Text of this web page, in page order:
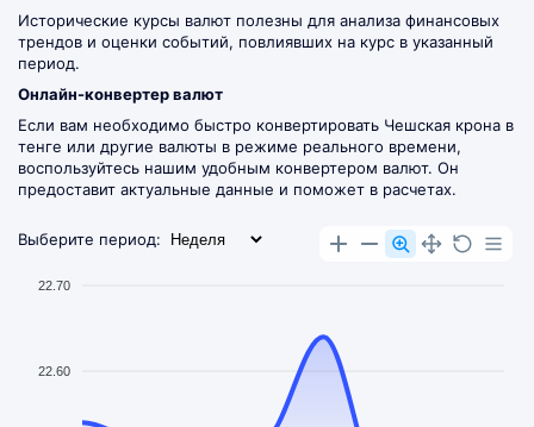
Исторические курсы валют полезны для анализа финансовых
трендов и оценки событий, повлиявших на курс в указанный
период.
Онлайн-конвертер валют
Если вам необходимо быстро конвертировать Чешская крона в
тенге или другие валюты в режиме реального времени,
воспользуйтесь нашим удобным конвертером валют. Он
предоставит актуальные данные и поможет в расчетах.
Выберите период:
22.70
22.60